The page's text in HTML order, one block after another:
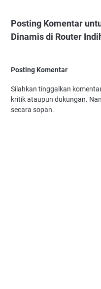
Posting Komentar
Dinamis di Router
Posting Komentar
Silahkan tinggalkan
kritik ataupun dukungan.
secara sopan.